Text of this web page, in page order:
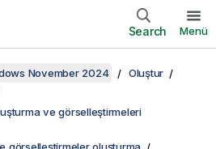
Search Menü
November 2024
Oluştur
ve görselleştirmeleri